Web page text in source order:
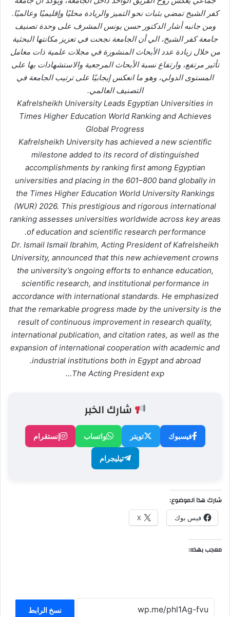
كفر الشيخ تمضي بثبات نحو التميز والريادة محليًا وإقليميًا وعالميًا.
ومن جانبه أشار الدكتور حسن يونس المشرف على وحدة تصنيف
جامعة كفر الشيخ، الي أن الجامعة نجحت في تعزيز مكانتها البحثية
من خلال زيادة عدد الأبحاث المنشورة في مجلات علمية ذات معامل
تأثير مرتفع، وارتفاع نسبة الأبحاث المرجعية والاستشهادات بها على
المستوى الدولي، وهو ما انعكس إيجابيًا على ترتيب الجامعة في
التصنيف العالمي.
Kafrelsheikh University Leads Egyptian Universities in
Times Higher Education World Ranking and Achieves
Global Progress
Kafrelsheikh University has achieved a new scientific
milestone added to its record of distinguished
accomplishments by ranking first among Egyptian
universities and placing in the 601–800 band globally in
the Times Higher Education World University Rankings
(WUR) 2026. This prestigious and rigorous international
ranking assesses universities worldwide across key areas
of education and scientific research performance.
Dr. Ismail Ismail Ibrahim, Acting President of Kafrelsheikh
University, announced that this new achievement crowns
the university’s ongoing efforts to enhance education,
scientific research, and institutional performance in
accordance with international standards. He emphasized
that the remarkable progress made by the university is the
result of continuous improvement in research quality,
international publication, and citation rates, as well as the
expansion of international cooperation with academic and
industrial institutions both in Egypt and abroad.
The Acting President exp…
شارك الخبر
فيسبوك تويتر واتساب إنستقرام
تيليجرام
شارك هذا الموضوع:
فيس بوك X
معجب بهذه:
نسخ الرابط